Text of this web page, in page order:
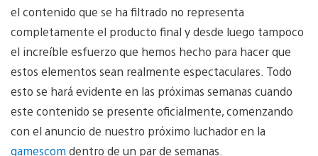
el contenido que se ha filtrado no representa
completamente el producto final y desde luego tampoco
el increíble esfuerzo que hemos hecho para hacer que
estos elementos sean realmente espectaculares. Todo
esto se hará evidente en las próximas semanas cuando
este contenido se presente oficialmente, comenzando
con el anuncio de nuestro próximo luchador en la
gamescom dentro de un par de semanas.